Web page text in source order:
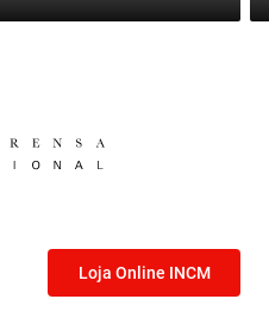
Loja Online INCM